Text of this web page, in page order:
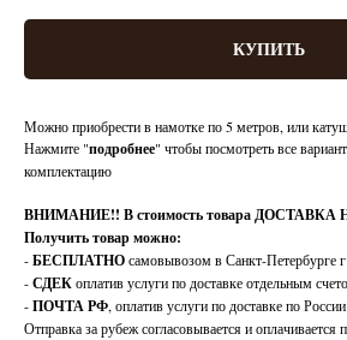
КУПИТЬ
Можно приобрести в намотке по 5 метров, или
Нажмите "подробнее" чтобы посмотреть все
комплектацию
ВНИМАНИЕ!! В стоимость товара
Получить товар можно:
-БЕСПЛАТНОсамовывозом в Санкт-Петербурге
-СДЕКоплатив услуги по доставке отдельным
-ПОЧТА РФ, оплатив услуги по доставке по
Отправка за рубеж согласовывается и оплачивается